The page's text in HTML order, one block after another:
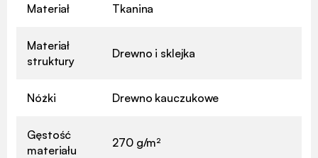
Materiał Tkanina
Materiał
struktury
Drewno i sklejka
Nóżki Drewno kauczukowe
Gęstość
materiału
270 g/m²